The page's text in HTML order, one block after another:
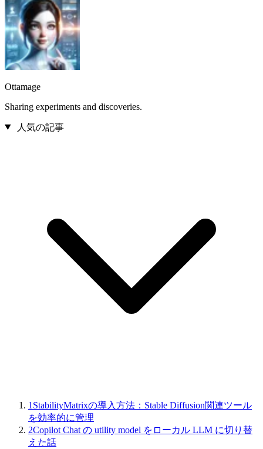
Ottamage
Sharing experiments and discoveries.
人気の記事
1 StabilityMatrixの導入方法：Stable Diffusion関連ツール
を効率的に管理
2Copilot Chat の utility model をローカル LLM に切り替
えた話